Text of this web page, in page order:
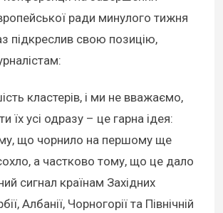
ради минулого тижня
підкреслив свою позицію,
кластерів, і ми не вважаємо,
їх усі одразу – це гарна ідея:
що чорнило на першому ще
а частково тому, що це дало
сигнал країнам Західних
Албанії, Чорногорії та Північній